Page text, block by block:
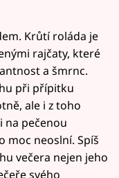
Krůtí roláda je
rajčaty, které
a šmrnc.
při přípitku
ale i z toho
na pečenou
moc neoslní. Spíš
večera nejen jeho
svého